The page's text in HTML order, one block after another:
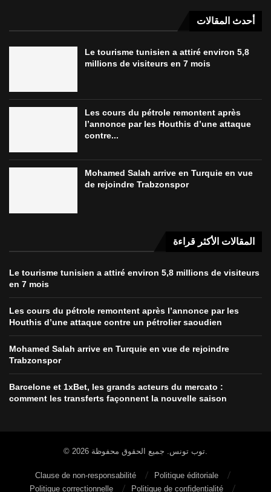
أحدث المقالات
Le tourisme tunisien a attiré environ 5,8
millions de visiteurs en 7 mois
Les cours du pétrole remontent après
l’annonce par les Houthis d’une attaque
contre...
Mohamed Salah arrive en Turquie en vue
de rejoindre Trabzonspor
المقالات الأكثر قراءة
Le tourisme tunisien a attiré environ 5,8 millions de visiteurs
en 7 mois
Les cours du pétrole remontent après l’annonce par les
Houthis d’une attaque contre un pétrolier saoudien
Mohamed Salah arrive en Turquie en vue de rejoindre
Trabzonspor
Barcelone et 1xBet, les grands acteurs du mercato :
comment les transferts façonnent la nouvelle saison
Clause de non-responsabilité
Politique éditoriale
Politique correctionnelle
Politique de confidentialité